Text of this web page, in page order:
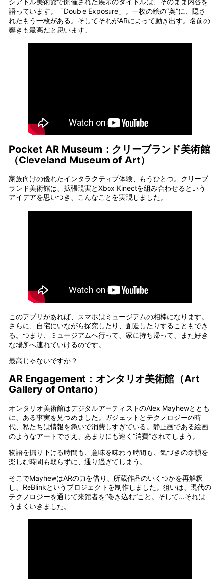
語っています。「Double Exposure」。一枚の絵の“奥”に、隠さ
れたもう一枚がある。そしてそれがARによって動き出す。名前の
響きも最高だと思います。
Pocket AR Museum：クリーブランド美術館
（Cleveland Museum of Art）
家族向けの優れたインタラクティブ体験、もうひとつ。クリーブ
ランド美術館は、拡張現実とXbox Kinectを組み合わせるという
アイデアを思いつき、こんなことを実現しました。
このアプリがあれば、スマホはミュージアムの相棒になります。
さらに、自宅にいながら探究したり、創造したりすることもでき
る。つまり、ミュージアムへ行って、家に持ち帰って、また好き
な場所へ連れていけるのです。
最高じゃないですか？
AR Engagement：オンタリオ美術館（Art
Gallery of Ontario）
オンタリオ美術館はデジタルアーティストのAlex Mayhewととも
に、ある事実を見つめました。ガジェットとテクノロジーの時
代、私たちは情報を急いで消費しすぎている。静止画である絵画
のようなアートでさえ、あまりにも速く“消費”されてしまう。
物語を掘り下げる時間も、意味を味わう時間も、気づきの余韻を
楽しむ時間も取らずに、通り過ぎてしまう。
そこでMayhewはARの力を借り、所蔵作品のいくつかを再解釈
し、ReBlinkというプロジェクトを制作しました。狙いは、現代の
テクノロジーを通じて来館者を“巻き込む”こと。そして…それは
うまくいきました。